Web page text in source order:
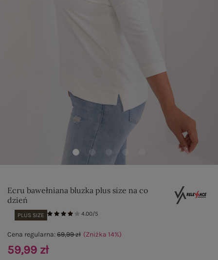
Ecru bawełniana bluzka plus size na co
dzień
PLUS SIZE 4.00/5
Cena regularna:69,99 zł (Zniżka 14%)
59,99 zł